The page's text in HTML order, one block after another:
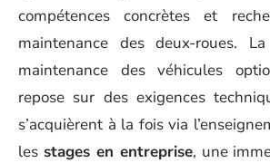
compétences concrètes et
maintenance des deux-roues.
maintenance des véhicules
repose sur des exigences
s’acquièrent à la fois via
les stages en entreprise, une